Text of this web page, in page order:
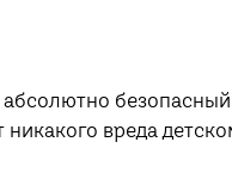
абсолютно
вреда